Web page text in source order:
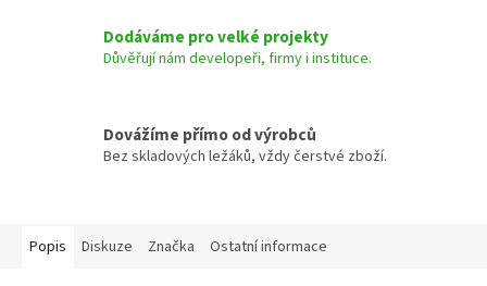
Dodáváme pro velké projekty
Důvěřují nám developeři, firmy i instituce.
Dovážíme přímo od výrobců
Bez skladových ležáků, vždy čerstvé zboží.
Popis Diskuze Značka Ostatní informace